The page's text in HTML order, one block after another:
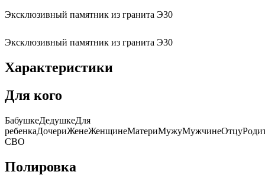
Эксклюзивный памятник из гранита Э30
Эксклюзивный памятник из гранита Э30
Характеристики
Для кого
БабушкеДедушкеДля
СВО
Полировка